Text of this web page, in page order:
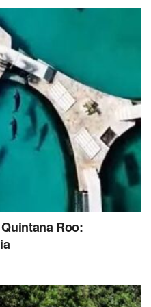
Lezama y Silvia Dzul
inseguras en México
con mayor porcentaje de
consideraron que vivir en
Ciudad Obregón,
y Guadalajara con
Roo: